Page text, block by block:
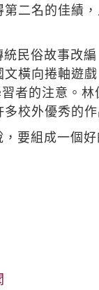
二名的佳績
統民俗故事改
橫向捲軸遊
者的注意。
校外優秀的
要組成一個